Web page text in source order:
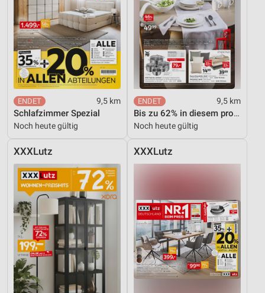
9,5 km
Schlafzimmer Spezial
Noch heute gültig
9,5 km
Bis zu 62% in diesem prospekt
Noch heute gültig
XXXLutz XXXLutz